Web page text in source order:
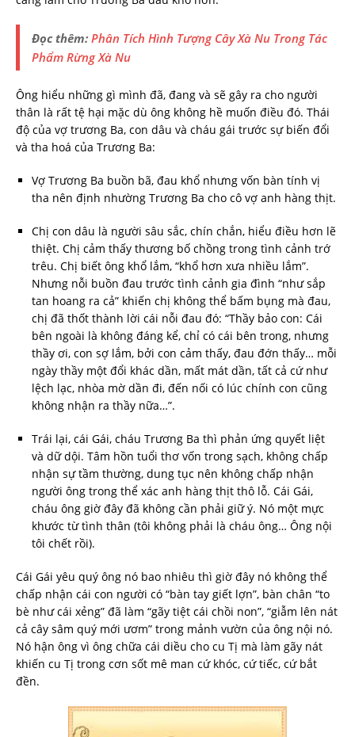
Đọc thêm: Phân Tích Hình Tượng Cây Xà Nu Trong Tác
Phẩm Rừng Xà Nu
Ông hiểu những gì mình đã, đang và sẽ gây ra cho người
thân là rất tệ hại mặc dù ông không hề muốn điều đó. Thái
độ của vợ trương Ba, con dâu và cháu gái trước sự biến đổi
và tha hoá của Trương Ba:
Vợ Trương Ba buồn bã, đau khổ nhưng vốn bàn tính vị
tha nên định nhường Trương Ba cho cô vợ anh hàng thịt.
Chị con dâu là người sâu sắc, chín chắn, hiểu điều hơn lẽ
thiệt. Chị cảm thấy thương bố chồng trong tình cảnh trớ
trêu. Chị biết ông khổ lắm, “khổ hơn xưa nhiều lắm”.
Nhưng nỗi buồn đau trước tình cảnh gia đình “như sắp
tan hoang ra cả” khiến chị không thể bấm bụng mà đau,
chị đã thốt thành lời cái nỗi đau đó: “Thầy bảo con: Cái
bên ngoài là không đáng kể, chỉ có cái bên trong, nhưng
thầy ơi, con sợ lắm, bởi con cảm thấy, đau đớn thấy… mỗi
ngày thầy một đổi khác dần, mất mát dần, tất cả cứ như
lệch lạc, nhòa mờ dần đi, đến nối có lúc chính con cũng
không nhận ra thầy nữa…”.
Trái lại, cái Gái, cháu Trương Ba thì phản ứng quyết liệt
và dữ dội. Tâm hồn tuổi thơ vốn trong sạch, không chấp
nhận sự tầm thường, dung tục nên không chấp nhận
người ông trong thể xác anh hàng thịt thô lỗ. Cái Gái,
cháu ông giờ đây đã không cần phải giữ ý. Nó một mực
khước từ tình thân (tôi không phải là cháu ông… Ông nội
tôi chết rồi).
Cái Gái yêu quý ông nó bao nhiêu thì giờ đây nó không thể
chấp nhận cái con người có “bàn tay giết lợn”, bàn chân “to
bè như cái xẻng” đã làm “gãy tiệt cái chồi non”, “giẫm lên nát
cả cây sâm quý mới ươm” trong mảnh vườn của ông nội nó.
Nó hận ông vì ông chữa cái diều cho cu Tị mà làm gãy nát
khiến cu Tị trong cơn sốt mê man cứ khóc, cứ tiếc, cứ bắt
đền.